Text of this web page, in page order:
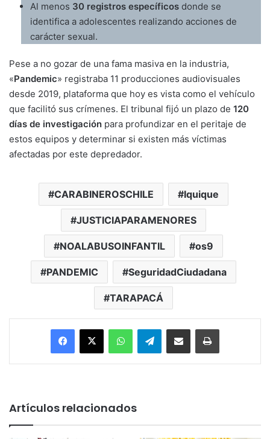
Al menos 30 registros específicos donde se
identifica a adolescentes realizando acciones de
carácter sexual.
Pese a no gozar de una fama masiva en la industria,
«Pandemic» registraba 11 producciones audiovisuales
desde 2019, plataforma que hoy es vista como el vehículo
que facilitó sus crímenes. El tribunal fijó un plazo de 120
días de investigación para profundizar en el peritaje de
estos equipos y determinar si existen más víctimas
afectadas por este depredador.
CARABINEROSCHILE Iquique
JUSTICIAPARAMENORES
NOALABUSOINFANTIL os9
PANDEMIC SeguridadCiudadana
TARAPACÁ
Facebook
X WhatsAppTelegramEnviar vía email Imprimir
Artículos relacionados